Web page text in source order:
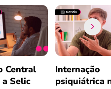
Central
a Selic
Internação
psiquiátrica